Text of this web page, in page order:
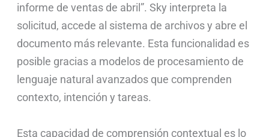
informe de ventas de abril”. Sky interpreta la
solicitud, accede al sistema de archivos y abre el
documento más relevante. Esta funcionalidad es
posible gracias a modelos de procesamiento de
lenguaje natural avanzados que comprenden
contexto, intención y tareas.
Esta capacidad de comprensión contextual es lo